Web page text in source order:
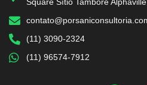
Square Sítio Tamboré Alphaville
(11) 3090-2324